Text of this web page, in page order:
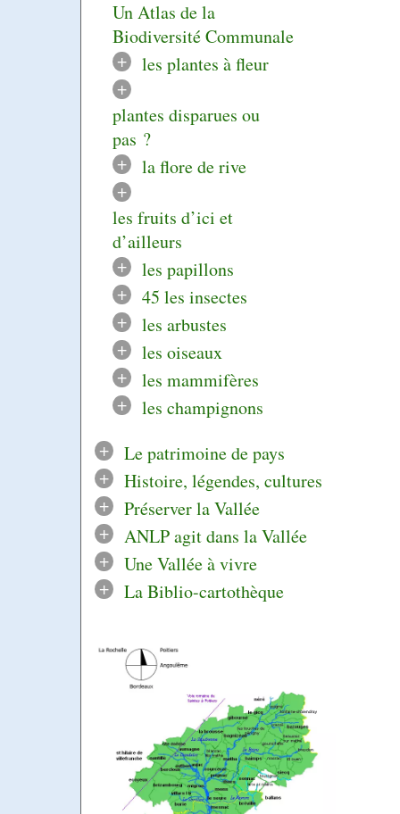
Un Atlas de la
Biodiversité Communale
+
les plantes à fleur
+
plantes disparues ou
pas ?
+
la flore de rive
+
les fruits d’ici et
d’ailleurs
+
les papillons
+
45 les insectes
+
les arbustes
+
les oiseaux
+
les mammifères
+
les champignons
+
Le patrimoine de pays
+
Histoire, légendes, cultures
+
Préserver la Vallée
+
ANLP agit dans la Vallée
+
Une Vallée à vivre
+
La Biblio-cartothèque